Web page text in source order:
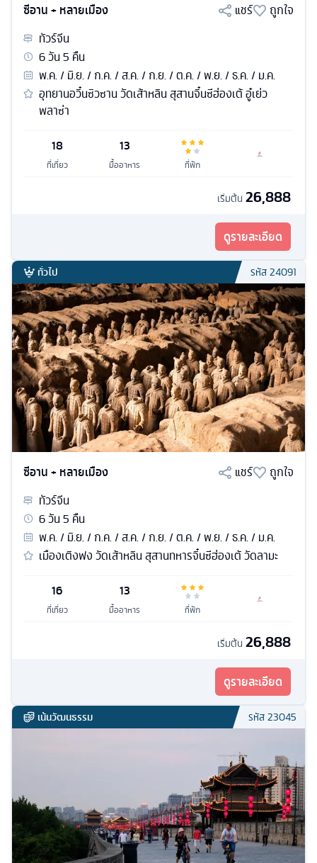
ซีอาน + หลายเมือง แชร์
ถูกใจ
ทัวร์จีน
6วัน5 คืน
พ.ค. / มิ.ย. / ก.ค. / ส.ค. / ก.ย. / ต.ค. / พ.ย. / ธ.ค. / ม.ค.
อุทยานอวิ๋นซิวซาน วัดเส้าหลิน สุสานจิ๋นซีฮ่องเต้ อู๋เย่ว
พลาซ่า
18
ที่เที่ยว
13
มื้ออาหาร ที่พัก
เริ่มต้น 26,888
ดูรายละเอียด
ทั่วไป รหัส24091
ซีอาน + หลายเมือง แชร์
ถูกใจ
ทัวร์จีน
6วัน5 คืน
พ.ค. / มิ.ย. / ก.ค. / ส.ค. / ก.ย. / ต.ค. / พ.ย. / ธ.ค. / ม.ค.
เมืองเติงฟง วัดเส้าหลิน สุสานทหารจิ๋นซีฮ่องเต้ วัดลามะ
16
ที่เที่ยว
13
มื้ออาหาร ที่พัก
เริ่มต้น 26,888
ดูรายละเอียด
เน้นวัฒนธรรม รหัส23045